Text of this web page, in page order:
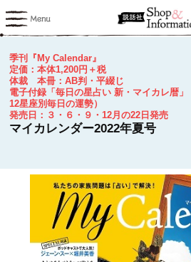
季刊『My Calendar』
定価：本体1,200円＋税
体裁 本冊：AB判・平綴じ
電子付録「毎日の星占い 新・マイカレ暦
12星座別毎日の運勢）
発売日：３・６・９・12月の22日発売
マイカレンダー2022年夏号